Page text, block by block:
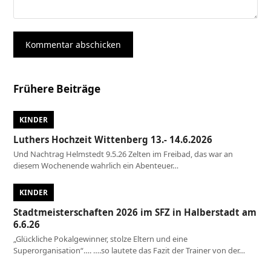
Frühere Beiträge
KINDER
Luthers Hochzeit Wittenberg 13.- 14.6.2026
Und Nachtrag Helmstedt 9.5.26 Zelten im Freibad, das war an
diesem Wochenende wahrlich ein Abenteuer…
KINDER
Stadtmeisterschaften 2026 im SFZ in Halberstadt am
6.6.26
„Glückliche Pokalgewinner, stolze Eltern und eine
Superorganisation“…. ….so lautete das Fazit der Trainer von der…